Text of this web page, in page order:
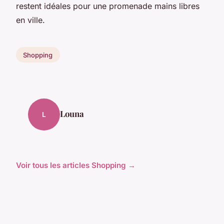
restent idéales pour une promenade mains libres
en ville.
Shopping
L Louna
Voir tous les articles Shopping →